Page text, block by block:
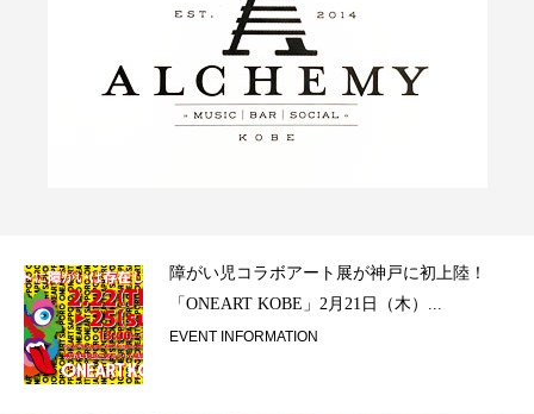
障がい児コラボアート展が神戸に初上陸！
「ONEART KOBE」2月21日（木）...
EVENT INFORMATION